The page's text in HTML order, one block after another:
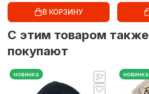
В КОРЗИНУ
C этим товаром также
покупают
новинка новинка